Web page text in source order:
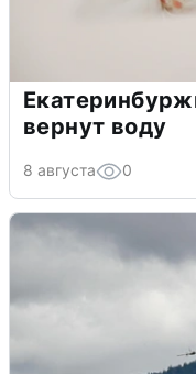
вернут воду
8 августа 0